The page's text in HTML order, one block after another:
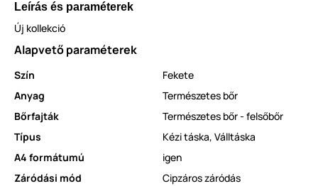
Leírás és paraméterek
Új kollekció
Alapvető paraméterek
Szín
Fekete
Anyag
Természetes bőr
Bőrfajták
Természetes bőr - felsőbőr
Típus
Kézi táska, Válltáska
A4 formátumú
igen
Záródási mód
Cipzáros záródás